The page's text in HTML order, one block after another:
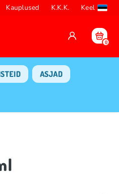
Kauplused K.K.K. Keel
0
ASJAD